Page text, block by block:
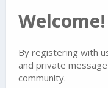
Welcome!
By registering with
and private
community.